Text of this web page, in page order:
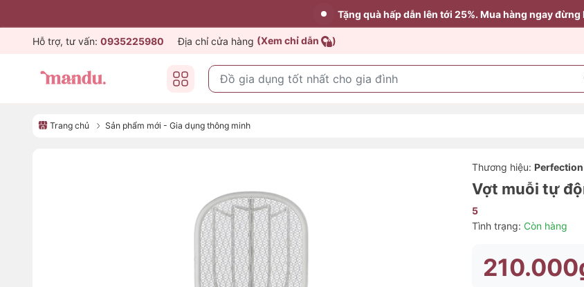
Tặng quà hấp dẫn lên tới 25%. Mua hàng ngay đừng
Hỗ trợ, tư vấn: 0935225980 Địa chỉ cửa hàng (Xem chỉ dẫn )
Trang chủ Sản phẩm mới - Gia dụng thông minh
Thương hiệu: Perfection
Vợt muỗi tự
5
Tình trạng: Còn hàng